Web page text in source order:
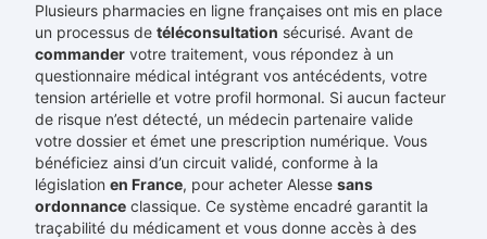
Plusieurs pharmacies en ligne françaises ont mis en place
un processus de téléconsultation sécurisé. Avant de
commander votre traitement, vous répondez à un
questionnaire médical intégrant vos antécédents, votre
tension artérielle et votre profil hormonal. Si aucun facteur
de risque n’est détecté, un médecin partenaire valide
votre dossier et émet une prescription numérique. Vous
bénéficiez ainsi d’un circuit validé, conforme à la
législation en France, pour acheter Alesse sans
ordonnance classique. Ce système encadré garantit la
traçabilité du médicament et vous donne accès à des